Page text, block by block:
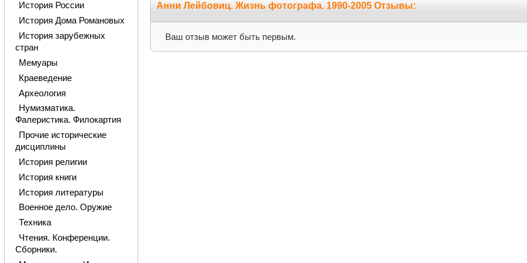
Анни Лейбовиц. Жизнь фотографа. 1990-2005 Отзывы:
Ваш отзыв может быть первым.
История России
История Дома Романовых
История зарубежных
стран
Мемуары
Краеведение
Археология
Нумизматика.
Фалеристика. Филокартия
Прочие исторические
дисциплины
История религии
История книги
История литературы
Военное дело. Оружие
Техника
Чтения. Конференции.
Сборники.